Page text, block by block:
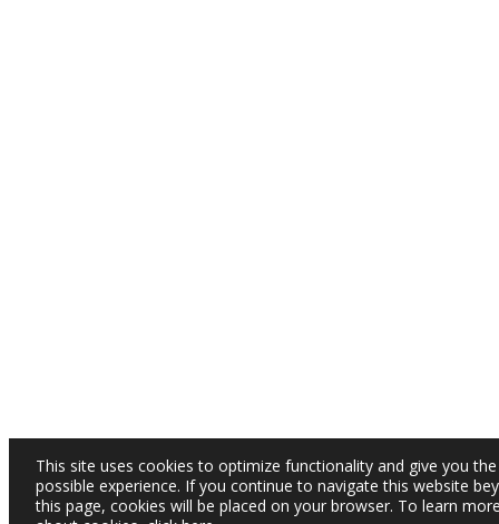
This site uses cookies to optimize functionality and give you
possible experience. If you continue to navigate this website
this page, cookies will be placed on your browser. To learn